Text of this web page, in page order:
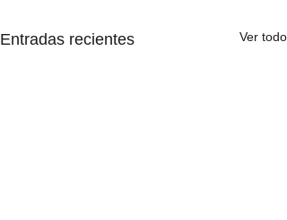
Entradas recientes Ver todo